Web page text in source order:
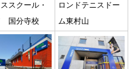
スクール・
国分寺校
ロンドテニスドー
ム東村山